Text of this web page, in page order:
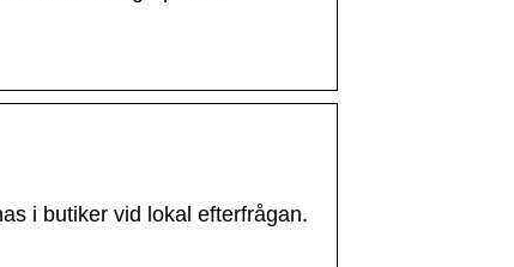
i butiker vid lokal efterfrågan.